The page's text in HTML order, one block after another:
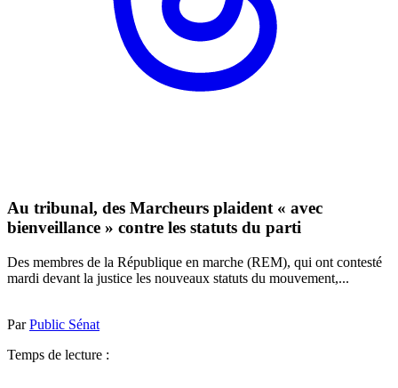
Au tribunal, des Marcheurs plaident « avec
bienveillance » contre les statuts du parti
Des membres de la République en marche (REM), qui ont contesté
mardi devant la justice les nouveaux statuts du mouvement,...
ParPublic Sénat
Temps de lecture :